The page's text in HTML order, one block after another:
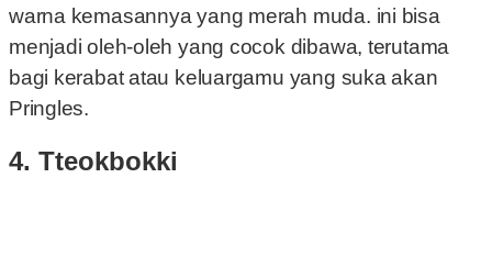
warna kemasannya yang merah muda. ini bisa
menjadi oleh-oleh yang cocok dibawa, terutama
bagi kerabat atau keluargamu yang suka akan
Pringles.
4. Tteokbokki